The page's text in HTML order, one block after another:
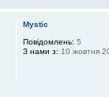
Mystic
Повідомлень: 5
З нами з: 10 жовтня